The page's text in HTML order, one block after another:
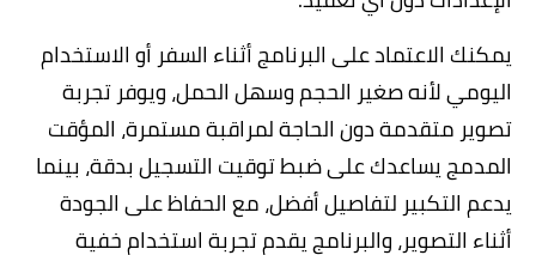
يمكنك الاعتماد على البرنامج أثناء السفر أو الاستخدام
اليومي لأنه صغير الحجم وسهل الحمل، ويوفر تجربة
تصوير متقدمة دون الحاجة لمراقبة مستمرة، المؤقت
المدمج يساعدك على ضبط توقيت التسجيل بدقة، بينما
يدعم التكبير لتفاصيل أفضل، مع الحفاظ على الجودة
أثناء التصوير، والبرنامج يقدم تجربة استخدام خفية